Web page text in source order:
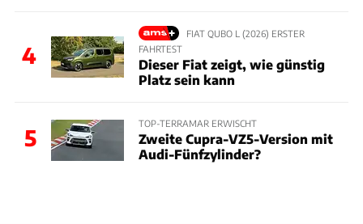
4
FIAT QUBO L (2026) ERSTER
FAHRTEST
Dieser Fiat zeigt, wie günstig
Platz sein kann
5
TOP-TERRAMAR ERWISCHT
Zweite Cupra-VZ5-Version mit
Audi-Fünfzylinder?